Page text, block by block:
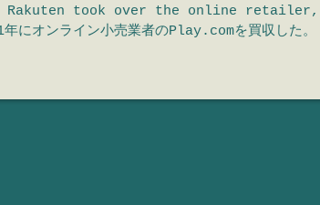
Rakuten took over the online
年にオンライン小売業者のPlay.comを買収した